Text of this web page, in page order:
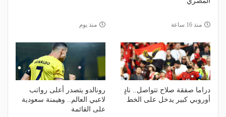
منذ 16 ساعة منذ يوم
دراما صفقة صلاح تتواصل.. نادٍ
أوروبي كبير يدخل على الخط
رونالدو يتصدر أعلى رواتب
لاعبي العالم.. وهيمنة سعودية
على القائمة